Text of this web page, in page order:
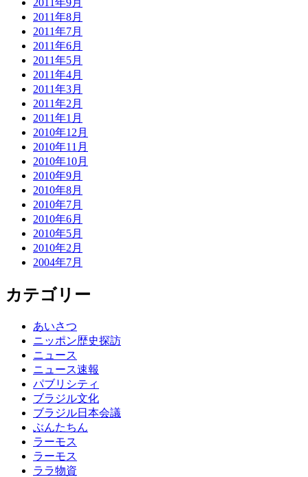
2011年8月
2011年7月
2011年6月
2011年5月
2011年4月
2011年3月
2011年2月
2011年1月
2010年12月
2010年11月
2010年10月
2010年9月
2010年8月
2010年7月
2010年6月
2010年5月
2010年2月
2004年7月
カテゴリー
あいさつ
ニッポン歴史探訪
ニュース
ニュース速報
パブリシティ
ブラジル文化
ブラジル日本会議
ぶんたちん
ラーモス
ラーモス
ララ物資